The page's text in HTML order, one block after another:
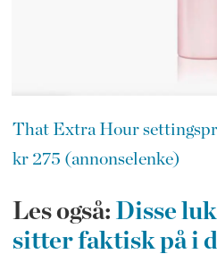
That Extra Hour
kr 275 (annonselenke)
Les også: Disse
sitter faktisk på i